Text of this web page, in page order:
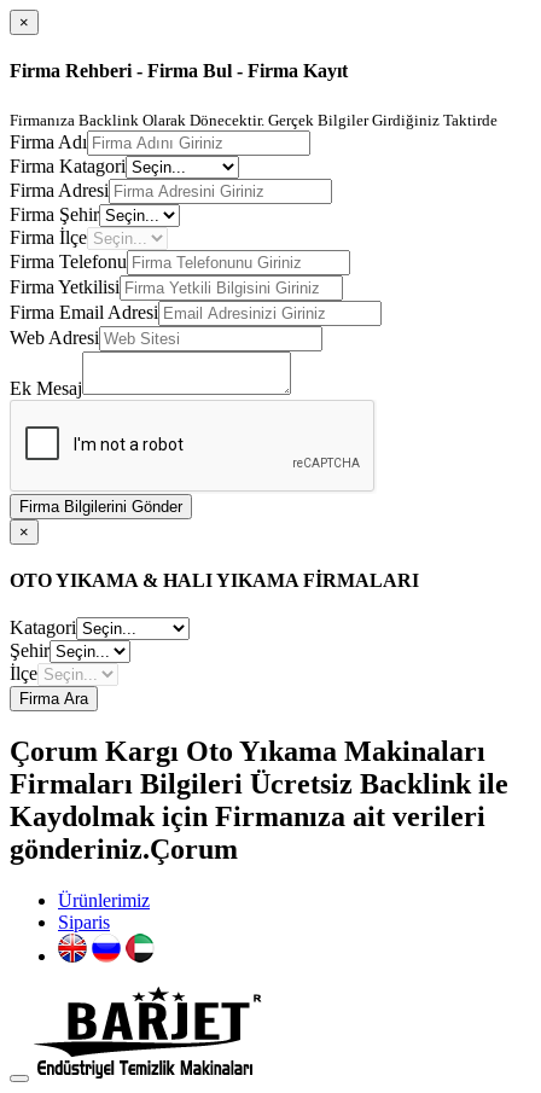
×
Firma Rehberi - Firma Bul - Firma Kayıt
Firmanıza Backlink Olarak Dönecektir. Gerçek Bilgiler Girdiğiniz Taktirde
Firma Adı
Firma Katagori
Firma Adresi
Firma Şehir
Firma İlçe
Firma Telefonu
Firma Yetkilisi
Firma Email Adresi
Web Adresi
Ek Mesaj
Firma Bilgilerini Gönder
×
OTO YIKAMA & HALI YIKAMA FİRMALARI
Katagori
Şehir
İlçe
Firma Ara
Çorum Kargı Oto Yıkama Makinaları
Firmaları Bilgileri Ücretsiz Backlink ile
Kaydolmak için Firmanıza ait verileri
gönderiniz.Çorum
Ürünlerimiz
Siparis